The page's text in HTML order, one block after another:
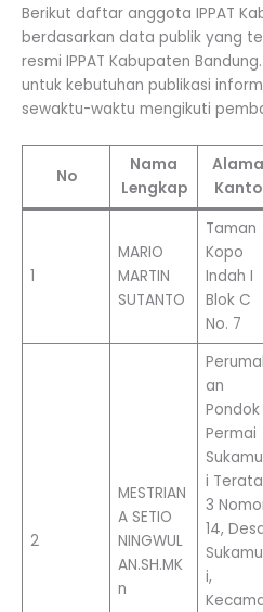
Berikut daftar anggota IPPAT
berdasarkan data publik yang
resmi IPPAT Kabupaten
untuk kebutuhan publikasi
sewaktu-waktu mengikuti
No
Nama
Lengkap
1
MARIO
MARTIN
SUTANTO
Taman
Kopo
Indah I
Blok C
No. 7
2
MESTRIAN
A SETIO
NINGWUL
AN.SH.MK
n
an
Pondok
Permai
i
3
14,
i,